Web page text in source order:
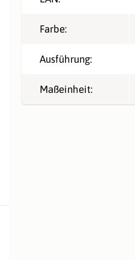
Farbe:
Ausführung:
Maßeinheit: